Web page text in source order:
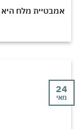
מלח היא לא